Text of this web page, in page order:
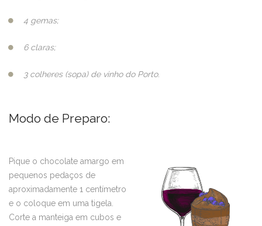
4 gemas;
6 claras;
3 colheres (sopa) de vinho do Porto.
Modo de Preparo:
Pique o chocolate amargo em
pequenos pedaços de
aproximadamente 1 centímetro
e o coloque em uma tigela.
Corte a manteiga em cubos e